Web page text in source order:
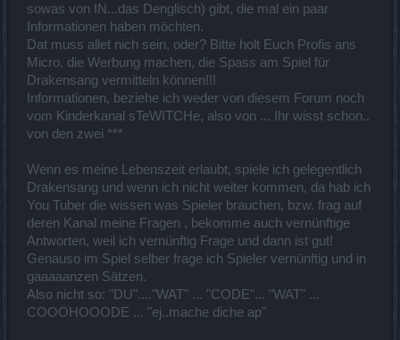
sowas von IN...das Denglisch) gibt, die mal ein paar
Informationen haben möchten.
Dat muss allet nich sein, oder? Bitte holt Euch Profis ans
Micro, die Werbung machen, die Spass am Spiel für
Drakensang vermitteln können!!!
Informationen, beziehe ich weder von diesem Forum noch
vom Kinderkanal sTeWITCHe, also von ... Ihr wisst schon..
von den zwei ***
Wenn es meine Lebenszeit erlaubt, spiele ich gelegentlich
Drakensang und wenn ich nicht weiter kommen, da hab ich
You Tuber die wissen was Spieler brauchen, bzw. frag auf
deren Kanal meine Fragen , bekomme auch vernünftige
Antworten, weil ich vernünftig Frage und dann ist gut!
Genauso im Spiel selber frage ich Spieler vernünftig und in
gaaaaanzen Sätzen.
Also nicht so: "DU"...."WAT" ... "CODE"... "WAT" ...
COOOHOOODE ... "ej..mache diche ap"